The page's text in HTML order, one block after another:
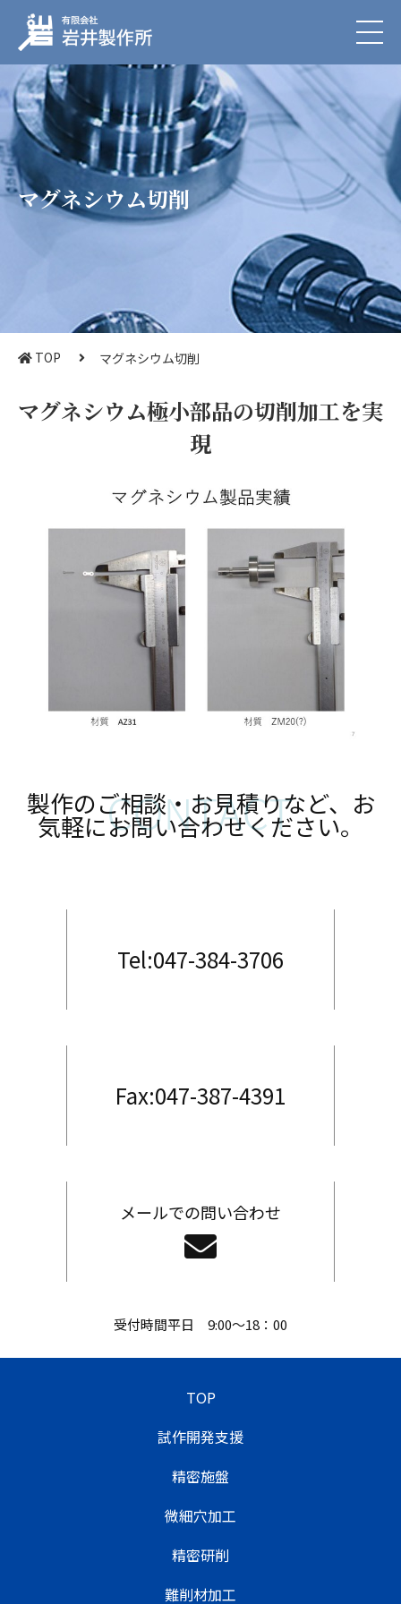
マグネシウム切削
TOP マグネシウム切削
マグネシウム極小部品の切削加工を実
現
製作のご相談・お見積りなど、お
気軽にお問い合わせください。
Tel:047-384-3706
Fax:047-387-4391
メールでの問い合わせ
受付時間平日 9:00〜18：00
TOP
試作開発支援
精密施盤
微細穴加工
精密研削
難削材加工